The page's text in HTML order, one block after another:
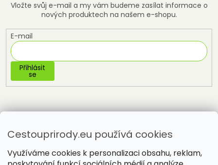
Cestouprirody.eu používá cookies
Využíváme cookies k personalizaci obsahu, reklam,
Vložte svůj e-mail a my vám budeme zasílat informace o
nových produktech na našem e-shopu.
E-mail
Přihlásit
se